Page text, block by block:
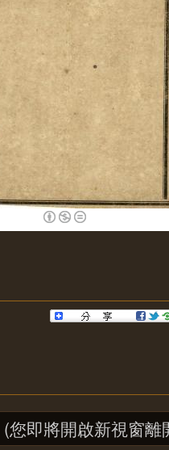
(您即將開啟新視窗離